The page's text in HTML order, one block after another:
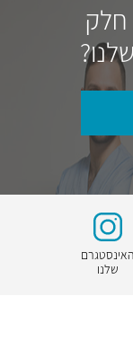
חלק
האינסטגרם
שלנו